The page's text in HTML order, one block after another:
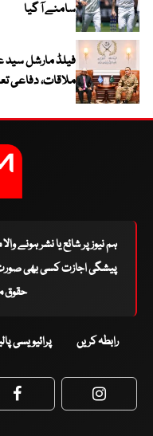
سامنے آ گیا
فیلڈ مارشل سید
ملاقات، دفاعی
ہم نیوز پر شائع یا نشر ہونے
پیشگی اجازت کسی بھی صورت
حقوق
رابطہ کریں پرائیویسی
Facebook